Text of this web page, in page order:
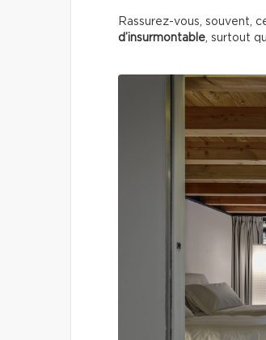
Rassurez-vous, souvent,
d’insurmontable, surtout